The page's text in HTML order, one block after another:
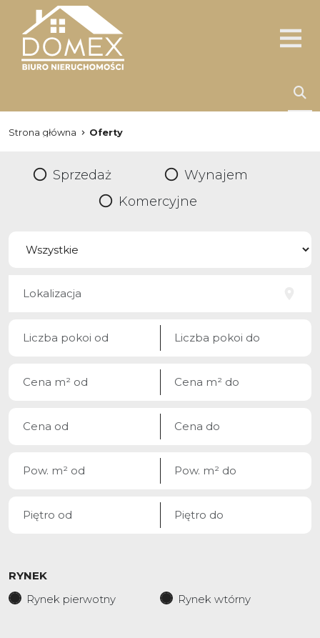
Strona główna Oferty
Sprzedaż
Wynajem
Komercyjne
RYNEK
Rynek pierwotny
Rynek wtórny